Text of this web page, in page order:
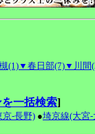
(1)▼春日部(7)▼川間
一括検索]
京-長野) ●埼京線(大宮-